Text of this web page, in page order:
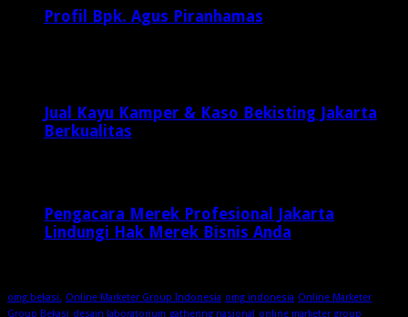
Profil Bpk. Agus Piranhamas
Jual Kayu Kamper & Kaso Bekisting Jakarta
Berkualitas
Pengacara Merek Profesional Jakarta
Lindungi Hak Merek Bisnis Anda
omg bekasi. Online Marketer Group Indonesia omg indonesia Online Marketer
Group Bekasi desain laboratorium gathering nasional online marketer group